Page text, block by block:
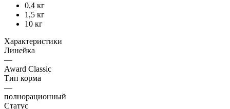
0,4 кг
1,5 кг
10 кг
Характеристики
Линейка
—
Award Classic
Тип корма
—
полнорационный
Статус